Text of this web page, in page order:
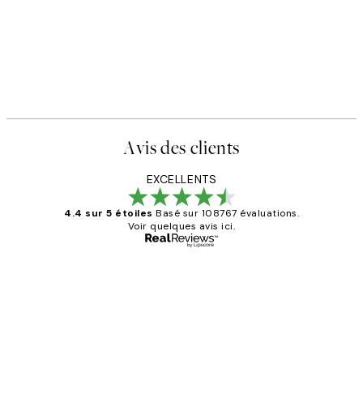
Avis des clients
EXCELLENTS
4.4 sur 5 étoiles Basé sur 108767 évaluations.
Voir quelques avis ici.